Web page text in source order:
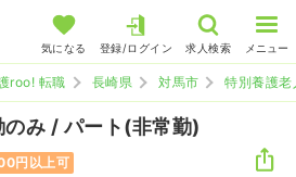
気になる 登録/ログイン 求人検索 メニュー
roo! 転職 長崎県 対馬市 特別養護
のみ / パート(非常勤)
円以上可